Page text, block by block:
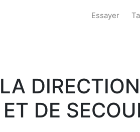
Essayer
DE